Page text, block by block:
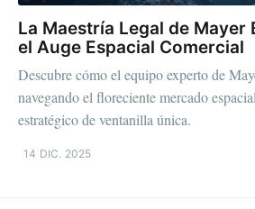
La Maestría Legal de Mayer
el Auge Espacial Comercial
Descubre cómo el equipo experto de
navegando el floreciente mercado
estratégico de ventanilla única.
14 DIC. 2025